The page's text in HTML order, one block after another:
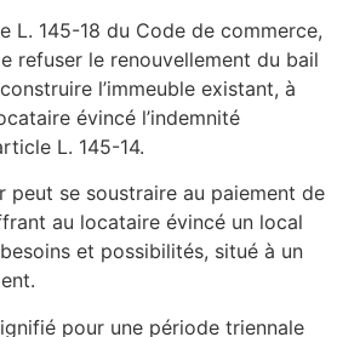
L. 145-18 du Code de commerce,
refuser le renouvellement du bail
l’immeuble existant, à
évincé l’indemnité
L. 145-14.
peut se soustraire au paiement de
au locataire évincé un local
et possibilités, situé à un
pour une période triennale